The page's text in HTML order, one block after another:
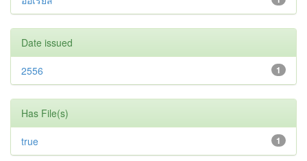
Date issued
1
2556
Has File(s)
1
true